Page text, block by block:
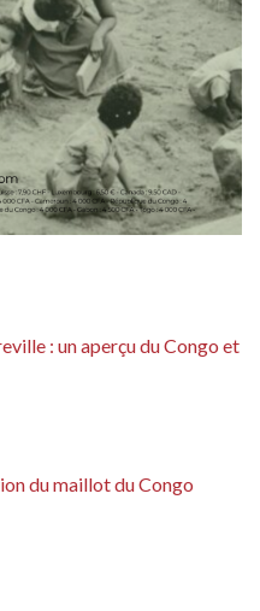
: un aperçu du Congo et
du maillot du Congo